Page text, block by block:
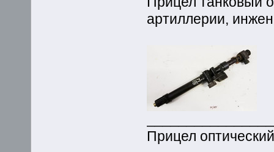
артиллерии,
Прицел